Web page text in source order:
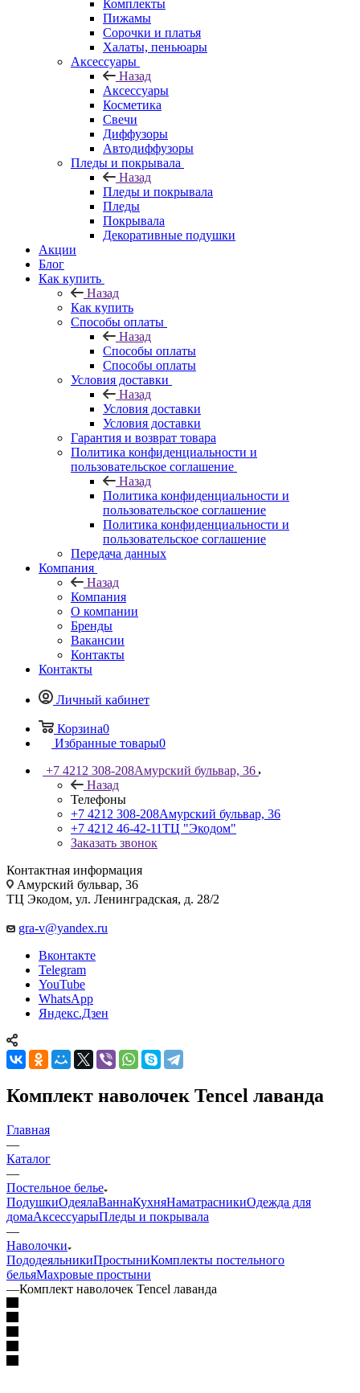
Комплекты
Пижамы
Сорочки и платья
Халаты, пеньюары
Аксессуары
Назад
Аксессуары
Косметика
Свечи
Диффузоры
Автодиффузоры
Пледы и покрывала
Назад
Пледы и покрывала
Пледы
Покрывала
Декоративные подушки
Акции
Блог
Как купить
Назад
Как купить
Способы оплаты
Назад
Способы оплаты
Способы оплаты
Условия доставки
Назад
Условия доставки
Условия доставки
Гарантия и возврат товара
Политика конфиденциальности и
пользовательское соглашение
Назад
Политика конфиденциальности и
пользовательское соглашение
Политика конфиденциальности и
пользовательское соглашение
Передача данных
Компания
Назад
Компания
О компании
Бренды
Вакансии
Контакты
Контакты
Личный кабинет
Корзина0
Избранные товары0
+7 4212 308-208Амурский бульвар, 36
Назад
Телефоны
+7 4212 308-208Амурский бульвар, 36
+7 4212 46-42-11ТЦ "Экодом"
Заказать звонок
Контактная информация
Амурский бульвар, 36
ТЦ Экодом, ул. Ленинградская, д. 28/2
gra-v@yandex.ru
Вконтакте
Telegram
YouTube
WhatsApp
Яндекс.Дзен
Комплект наволочек Tencel лаванда
Главная
—
Каталог
—
Постельное белье
ПодушкиОдеялаВаннаКухняНаматрасникиОдежда для
домаАксессуарыПледы и покрывала
—
Наволочки
ПододеяльникиПростыниКомплекты постельного
бельяМахровые простыни
—Комплект наволочек Tencel лаванда